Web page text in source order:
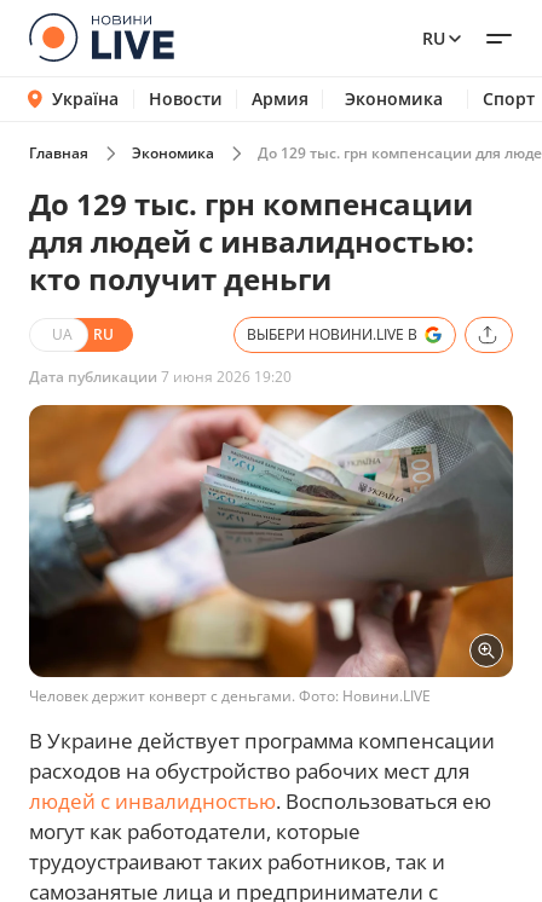
RU
Україна Новости Армия Экономика Спорт
Главная Экономика До 129 тыс. грн компенсации для
До 129 тыс. грн компенсации
для людей с инвалидностью:
кто получит деньги
UA RU ВЫБЕРИ НОВИНИ.LIVE В
Дата публикации 7 июня 2026 19:20
Человек держит конверт с деньгами. Фото: Новини.LIVE
В Украине действует программа компенсации
расходов на обустройство рабочих мест для
людей с инвалидностью. Воспользоваться ею
могут как работодатели, которые
трудоустраивают таких работников, так и
самозанятые лица и предприниматели с